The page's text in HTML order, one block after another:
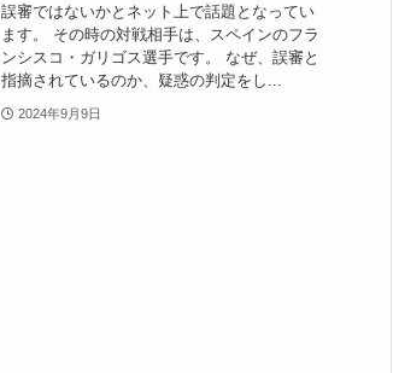
誤審ではないかとネット上で話題となってい
ます。 その時の対戦相手は、スペインのフラ
ンシスコ・ガリゴス選手です。 なぜ、誤審と
指摘されているのか、疑惑の判定をし...
2024年9月9日